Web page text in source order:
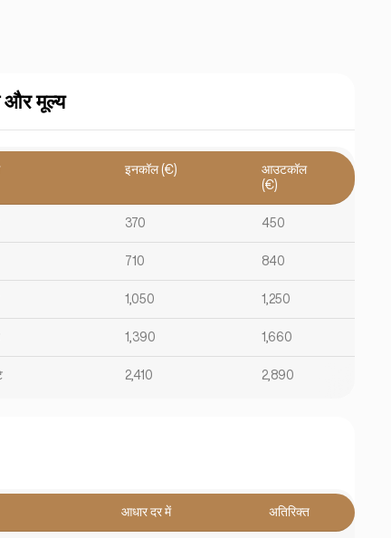
और मूल्य
इनकॉल (€)
आउटकॉल
(€)
370 450
710 840
1,050 1,250
1,390 1,660
2,410 2,890
आधार दर में अतिरिक्त